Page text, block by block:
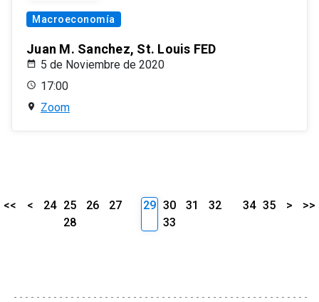
Macroeconomía
Juan M. Sanchez, St. Louis FED
5 de Noviembre de 2020
17:00
Zoom
<< < 24 25 26
27
28
29 30 31
32
33
34 35 > >>